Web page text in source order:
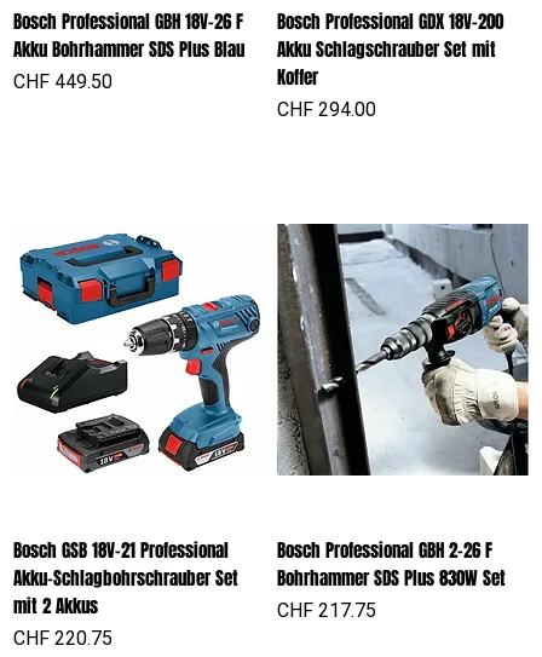
Bosch Professional GBH 18V-26 F
Akku Bohrhammer SDS Plus Blau
Preis
CHF 449.50
Bosch Professional GDX 18V-200
Akku Schlagschrauber Set mit
Koffer
Preis
CHF 294.00
Bosch GSB 18V-21 Professional
Akku-Schlagbohrschrauber Set
mit 2 Akkus
Preis
CHF 220.75
Bosch Professional GBH 2-26 F
Bohrhammer SDS Plus 830W Set
Preis
CHF 217.75